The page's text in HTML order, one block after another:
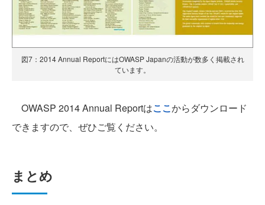
図7：2014 Annual ReportにはOWASP Japanの活動が数多く掲載され
ています。
OWASP 2014 Annual Reportはここからダウンロード
できますので、ぜひご覧ください。
まとめ